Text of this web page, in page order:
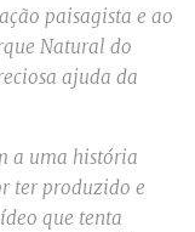
paisagista e ao
Natural do
ajuda da
a uma história
ter produzido e
que tenta